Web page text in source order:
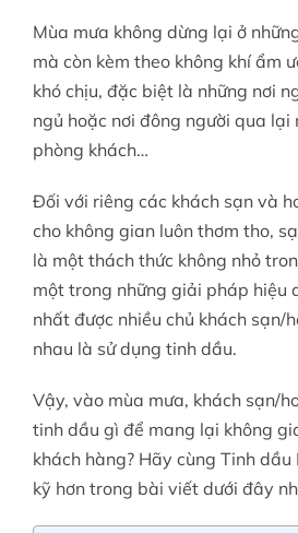
Tin tức
Liên hệ
Tài khoản
Mùa mưa không dừng lại ở
mà còn kèm theo không khí ẩm
khó chịu, đặc biệt là những nơi
ngủ hoặc nơi đông người qua lại
phòng khách…
Đối với riêng các khách sạn và
cho không gian luôn thơm tho,
là một thách thức không nhỏ
một trong những giải pháp hiệu
nhất được nhiều chủ khách sạn/
nhau là sử dụng tinh dầu.
Vậy, vào mùa mưa, khách sạn/
tinh dầu gì để mang lại không
khách hàng? Hãy cùng Tinh dầu
kỹ hơn trong bài viết dưới đây